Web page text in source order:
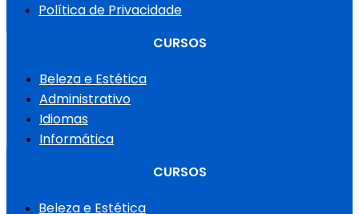
Política de Privacidade
CURSOS
Beleza e Estética
Administrativo
Idiomas
Informática
CURSOS
Beleza e Estética